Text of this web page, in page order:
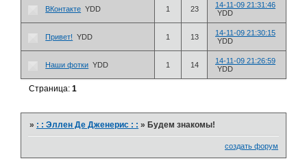
ВКонтакте YDD 1 23
14-11-09 21:31:46
YDD
Привет! YDD 1 13
14-11-09 21:30:15
YDD
Наши фотки YDD 1 14
14-11-09 21:26:59
YDD
Страница:1
» : : Эллен Де Дженерис : : »Будем знакомы!
создать форум